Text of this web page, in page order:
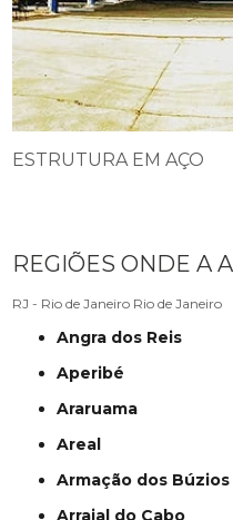
ESTRUTURA EM AÇO
REGIÕES ONDE A
RJ - Rio de Janeiro Rio de Janeiro
Angra dos Reis
Aperibé
Araruama
Areal
Armação dos Búzios
Arraial do Cabo